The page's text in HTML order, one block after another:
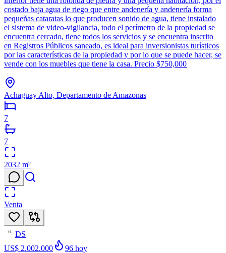
costado baja agua de riego que entre andenería y andenería forma
pequeñas cataratas lo que producen sonido de agua, tiene instalado
el sistema de video-vigilancia, todo el perímetro de la propiedad se
encuentra cercado, tiene todos los servicios y se encuentra inscrito
en Registros Públicos saneado, es ideal para inversionistas turísticos
por las características de la propiedad y por lo que se puede hacer, se
vende con los muebles que tiene la casa. Precio $750,000
Achaguay Alto, Departamento de Amazonas
7
7
2032 m²
Venta
46
DS
US$ 2.002.000
96 hoy